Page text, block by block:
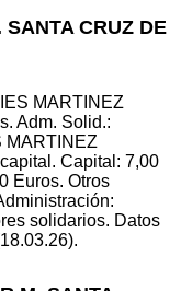
SANTA CRUZ DE
MARTINEZ
Adm. Solid.:
MARTINEZ
Capital: 7,00
Euros. Otros
solidarios. Datos